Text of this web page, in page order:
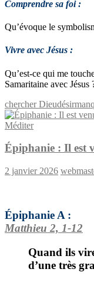
Comprendre sa foi :
Qu’évoque le
Vivre avec Jésus :
Qu’est-ce qui me
Samaritaine avec Jésus
chercher Dieudésir
Méditer
Épiphanie : Il est
2 janvier 2026
Épiphanie A :
Matthieu 2, 1-12
Quand ils
d’une très